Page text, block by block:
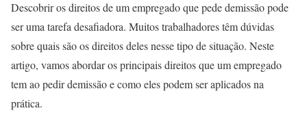
Descobrir os direitos de um empregado que pede demissão pode
ser uma tarefa desafiadora. Muitos trabalhadores têm dúvidas
sobre quais são os direitos deles nesse tipo de situação. Neste
artigo, vamos abordar os principais direitos que um empregado
tem ao pedir demissão e como eles podem ser aplicados na
prática.